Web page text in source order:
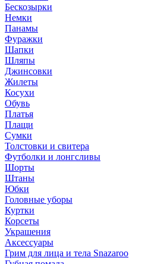
Бескозырки
Немки
Панамы
Фуражки
Шапки
Шляпы
Джинсовки
Жилеты
Косухи
Обувь
Платья
Плащи
Сумки
Толстовки и свитера
Футболки и лонгсливы
Шорты
Штаны
Юбки
Головные уборы
Куртки
Корсеты
Украшения
Аксессуары
Грим для лица и тела Snazaroo